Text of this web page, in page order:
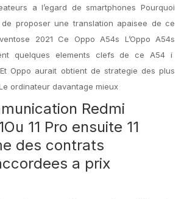
a l’egard de smartphones Pourquoi
proposer une translation apaisee de ce
2021 Ce Oppo A54s L’Oppo A54s
quelques elements clefs de ce A54 i
Oppo aurait obtient de strategie des plus
ordinateur davantage mieux
Redmi
11 Pro ensuite 11
des contrats
a prix